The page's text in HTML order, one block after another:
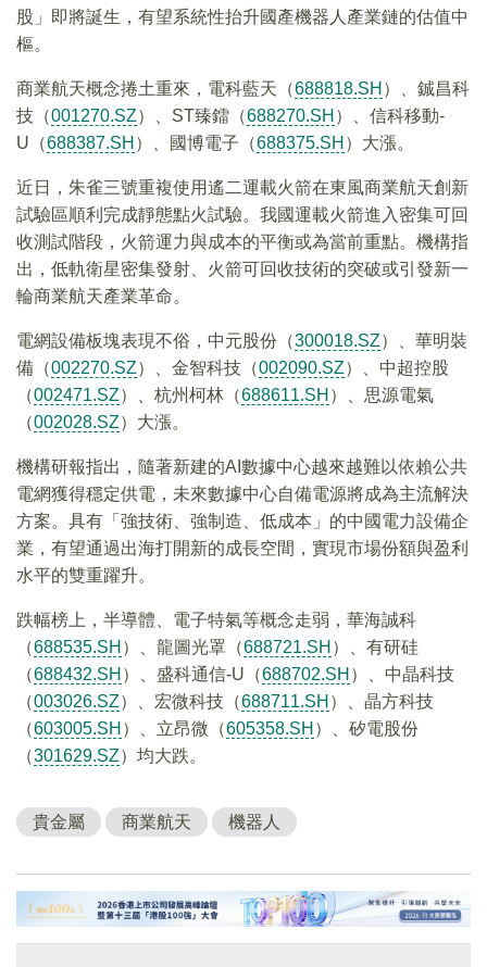
股」即將誕生，有望系統性抬升國產機器人產業鏈的估值中
樞。
商業航天概念捲土重來，電科藍天（688818.SH ）、鋮昌科
技（001270.SZ）、ST臻鐳（688270.SH ）、信科移動-
U（688387.SH ）、國博電子（688375.SH ）大漲。
近日，朱雀三號重複使用遙二運載火箭在東風商業航天創新
試驗區順利完成靜態點火試驗。我國運載火箭進入密集可回
收測試階段，火箭運力與成本的平衡或為當前重點。機構指
出，低軌衛星密集發射、火箭可回收技術的突破或引發新一
輪商業航天產業革命。
電網設備板塊表現不俗，中元股份（300018.SZ）、華明裝
備（002270.SZ）、金智科技（002090.SZ）、中超控股
（002471.SZ）、杭州柯林（688611.SH ）、思源電氣
（002028.SZ）大漲。
機構研報指出，隨著新建的AI數據中心越來越難以依賴公共
電網獲得穩定供電，未來數據中心自備電源將成為主流解決
方案。具有「強技術、強制造、低成本」的中國電力設備企
業，有望通過出海打開新的成長空間，實現市場份額與盈利
水平的雙重躍升。
跌幅榜上，半導體、電子特氣等概念走弱，華海誠科
（688535.SH ）、龍圖光罩（688721.SH ）、有研硅
（688432.SH ）、盛科通信-U（688702.SH ）、中晶科技
（003026.SZ）、宏微科技（688711.SH ）、晶方科技
（603005.SH ）、立昂微（605358.SH ）、矽電股份
（301629.SZ）均大跌。
貴金屬 商業航天 機器人